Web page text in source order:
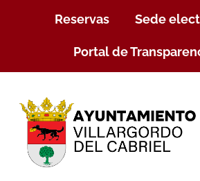
Reservas Sede
Portal de